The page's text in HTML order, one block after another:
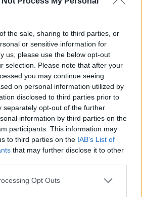
the sale, sharing to third parties, or
or sensitive information for
us, please use the below opt-out
selection. Please note that after your
you may continue seeing
on personal information utilized by
disclosed to third parties prior to
separately opt-out of the further
information by third parties on the
participants. This information may
to third parties on the IAB’s List of
that may further disclose it to other
app uses one or more Google
Opt Outs
per il suo racconto
allarme sul centro accoglienza
“Episodi gravissimi”
clienti svuotano le suite: furto da
resort
7 agosto, sole e caldo tornano
Olbia: rampe chiuse ancora fino a